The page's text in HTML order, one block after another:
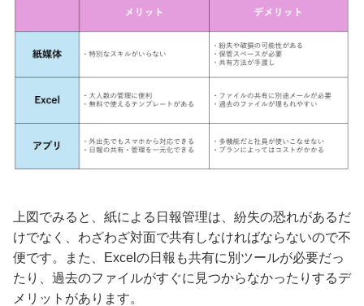
上図でみると、紙による日報管理は、紛失の恐れがあるだ
けでなく、わざわざ対面で共有しなければならないので不
便です。また、Excelの日報も共有に別ツールが必要だっ
たり、過去のファイルがすぐに見つからなかったりするデ
メリットがあります。